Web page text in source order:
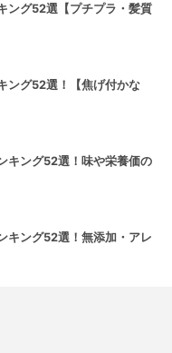
ング52選【プチプラ・髪質
ング52選！【焦げ付かな
キング52選！味や栄養価の
キング52選！無添加・アレ